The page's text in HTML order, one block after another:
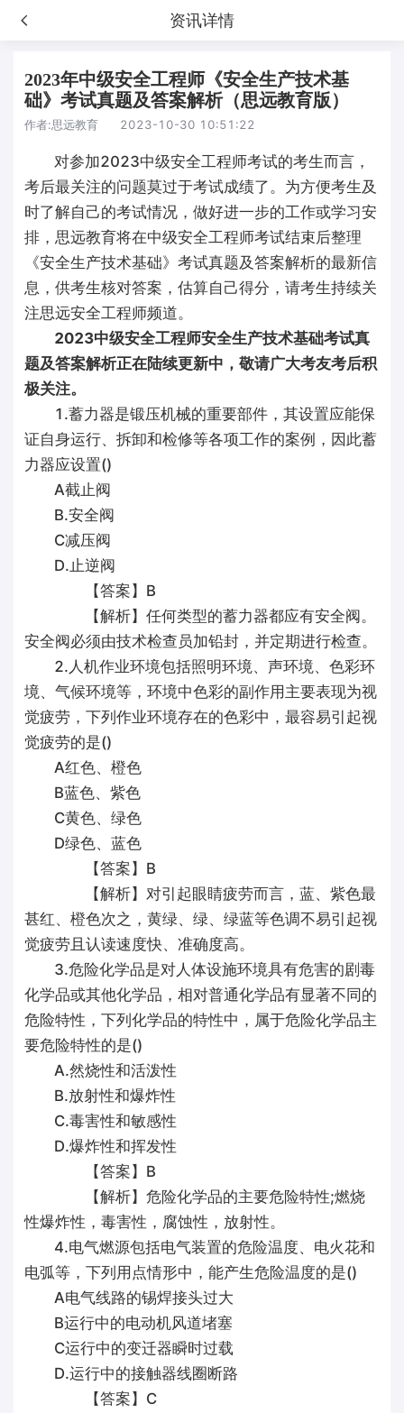
资讯详情
2023年中级安全工程师《安全生产技术基
础》考试真题及答案解析（思远教育版）
作者:思远教育 2023-10-30 10:51:22
对参加2023中级安全工程师考试的考生而言，
考后最关注的问题莫过于考试成绩了。为方便考生及
时了解自己的考试情况，做好进一步的工作或学习安
排，思远教育将在中级安全工程师考试结束后整理
《安全生产技术基础》考试真题及答案解析的最新信
息，供考生核对答案，估算自己得分，请考生持续关
注思远安全工程师频道。
2023中级安全工程师安全生产技术基础考试真
题及答案解析正在陆续更新中，敬请广大考友考后积
极关注。
1.蓄力器是锻压机械的重要部件，其设置应能保
证自身运行、拆卸和检修等各项工作的案例，因此蓄
力器应设置()
A截止阀
B.安全阀
C减压阀
D.止逆阀
【答案】B
【解析】任何类型的蓄力器都应有安全阀。
安全阀必须由技术检查员加铅封，并定期进行检查。
2.人机作业环境包括照明环境、声环境、色彩环
境、气候环境等，环境中色彩的副作用主要表现为视
觉疲劳，下列作业环境存在的色彩中，最容易引起视
觉疲劳的是()
A红色、橙色
B蓝色、紫色
C黄色、绿色
D绿色、蓝色
【答案】B
【解析】对引起眼睛疲劳而言，蓝、紫色最
甚红、橙色次之，黄绿、绿、绿蓝等色调不易引起视
觉疲劳且认读速度快、准确度高。
3.危险化学品是对人体设施环境具有危害的剧毒
化学品或其他化学品，相对普通化学品有显著不同的
危险特性，下列化学品的特性中，属于危险化学品主
要危险特性的是()
A.然烧性和活泼性
B.放射性和爆炸性
C.毒害性和敏感性
D.爆炸性和挥发性
【答案】B
【解析】危险化学品的主要危险特性;燃烧
性爆炸性，毒害性，腐蚀性，放射性。
4.电气燃源包括电气装置的危险温度、电火花和
电弧等，下列用点情形中，能产生危险温度的是()
A电气线路的锡焊接头过大
B运行中的电动机风道堵塞
C运行中的变迁器瞬时过载
D.运行中的接触器线圈断路
【答案】C